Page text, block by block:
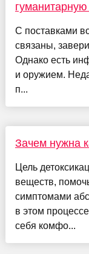
С поставками
связаны,
Однако есть
и оружием.
п...
Зачем нужна
Цель
веществ,
симптомами
в этом
себя комфо...